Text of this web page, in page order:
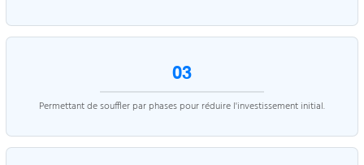
03
Permettant de souffler par phases pour réduire l'investissement initial.